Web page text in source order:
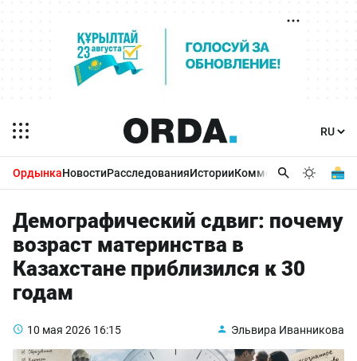
ОрдынкаНовостиРасследованияИсторииКомментарииБизнес
Демографический сдвиг: почему
возраст материнства в
Казахстане приблизился к 30
годам
10 мая 2026 16:15 Эльвира Иванникова